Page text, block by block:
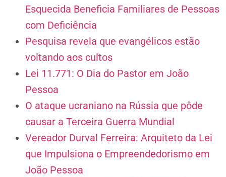
Esquecida Beneficia Familiares de Pessoas
com Deficiência
Pesquisa revela que evangélicos estão
voltando aos cultos
Lei 11.771: O Dia do Pastor em João
Pessoa
O ataque ucraniano na Rússia que pôde
causar a Terceira Guerra Mundial
Vereador Durval Ferreira: Arquiteto da Lei
que Impulsiona o Empreendedorismo em
João Pessoa